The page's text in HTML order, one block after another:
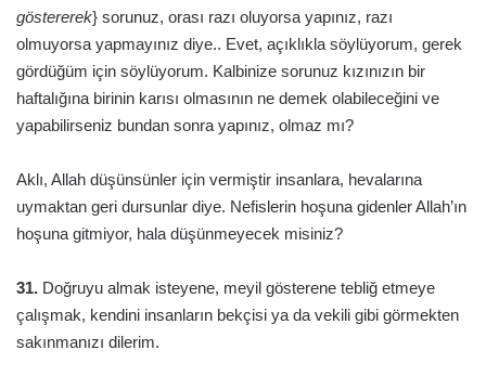
göstererek} sorunuz, orası razı oluyorsa yapınız, razı
olmuyorsa yapmayınız diye.. Evet, açıklıkla söylüyorum, gerek
gördüğüm için söylüyorum. Kalbinize sorunuz kızınızın bir
haftalığına birinin karısı olmasının ne demek olabileceğini ve
yapabilirseniz bundan sonra yapınız, olmaz mı?
Aklı, Allah düşünsünler için vermiştir insanlara, hevalarına
uymaktan geri dursunlar diye. Nefislerin hoşuna gidenler Allah’ın
hoşuna gitmiyor, hala düşünmeyecek misiniz?
31. Doğruyu almak isteyene, meyil gösterene tebliğ etmeye
çalışmak, kendini insanların bekçisi ya da vekili gibi görmekten
sakınmanızı dilerim.